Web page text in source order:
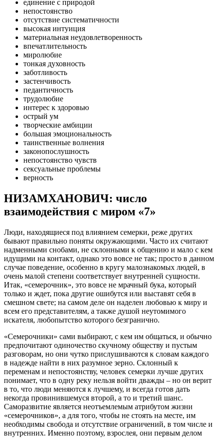
единение с природой
непостоянство
отсутствие систематичности
высокая интуиция
материальная неудовлетворенность
впечатлительность
миролюбие
тонкая духовность
заботливость
застенчивость
педантичность
трудолюбие
интерес к здоровью
острый ум
творческие амбиции
большая эмоциональность
таинственные волнения
законопослушность
непостоянство чувств
сексуальные проблемы
верность
НИЗАМХАНОВИЧ: число
взаимодействия с миром «7»
Люди, находящиеся под влиянием семерки, реже других
бывают правильно поняты окружающими. Часто их считают
надменными снобами, не склонными к общению и мало с кем
идущими на контакт, однако это вовсе не так; просто в данном
случае поведение, особенно в кругу малознакомых людей, в
очень малой степени соответствует внутренней сущности.
Итак, «семерочник», это вовсе не мрачный бука, который
только и ждет, пока другие ошибутся или выставят себя в
смешном свете; на самом деле он наделен любовью к миру и
всем его представителям, а также душой неутомимого
искателя, любопытство которого безгранично.
«Семерочники» сами выбирают, с кем им общаться, и обычно
предпочитают одиночество скучному обществу и пустым
разговорам, но они чутко прислушиваются к словам каждого
в надежде найти в них разумное зерно. Склонный к
переменам и непостоянству, человек семерки лучше других
понимает, что в одну реку нельзя войти дважды – но он верит
в то, что люди меняются к лучшему, и всегда готов дать
некогда провинившемуся второй, а то и третий шанс.
Саморазвитие является неотъемлемым атрибутом жизни
«семерочников», а для того, чтобы не стоять на месте, им
необходимы свобода и отсутствие ограничений, в том числе и
внутренних. Именно поэтому, взрослея, они первым делом